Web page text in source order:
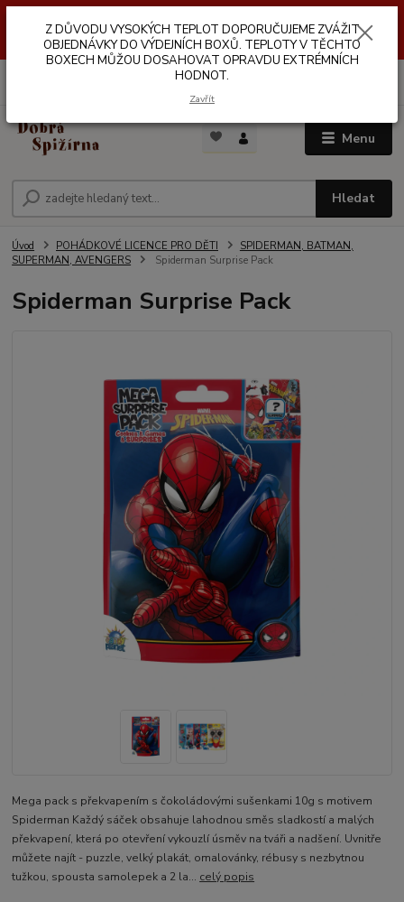
VÝDEJNÍCH BOXŮ. TEPLOTA V TĚCHTO BOXECH MŮŽE DOSAHOVAT
OPRAVDU EXTRÉMNÍCH HODNOT.
Menu
Hledat
Úvod POHÁDKOVÉ LICENCE PRO DĚTI
SPIDERMAN, BATMAN,
SUPERMAN, AVENGERS
Spiderman Surprise Pack
Spiderman Surprise Pack
Mega pack s překvapením s čokoládovými sušenkami 10g s motivem
Spiderman Každý sáček obsahuje lahodnou směs sladkostí a malých
překvapení, která po otevření vykouzlí úsměv na tváři a nadšení. Uvnitře
můžete najít - puzzle, velký plakát, omalovánky, rébusy s nezbytnou
tužkou, spousta samolepek a 2 la... celý popis
Z DŮVODU VYSOKÝCH TEPLOT DOPORUČUJEME ZVÁŽIT
OBJEDNÁVKY DO VÝDEJNÍCH BOXŮ. TEPLOTY V TĚCHTO
BOXECH MŮŽOU DOSAHOVAT OPRAVDU EXTRÉMNÍCH
HODNOT.
Zavřít